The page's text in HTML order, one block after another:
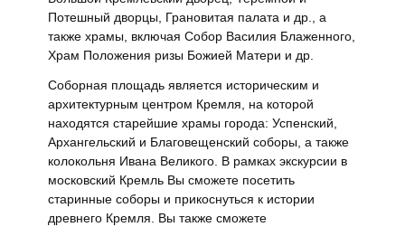
Потешный дворцы, Грановитая палата и др., а
также храмы, включая Собор Василия Блаженного,
Храм Положения ризы Божией Матери и др.
Соборная площадь является историческим и
архитектурным центром Кремля, на которой
находятся старейшие храмы города: Успенский,
Архангельский и Благовещенский соборы, а также
колокольня Ивана Великого. В рамках экскурсии в
московский Кремль Вы сможете посетить
старинные соборы и прикоснуться к истории
древнего Кремля. Вы также сможете